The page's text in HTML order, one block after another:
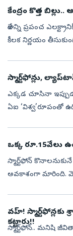
కేంద్రం కొత్త
దేశాన్ని ప్రపంచ
కీలక నిర్ణయం
స్మార్ట్‌ఫోన్లు,
ఎక్కడ చూసినా
ఏఐ ‘విశ్వ’రూపంతో
ఒక్క రూ.15వేలు
స్మార్ట్‌ఫోన్
అవకాశంగా మారింది.
వహ్‌! స్మార్ట్‌ఫోన్లకు
కట్టారు!!
స్మార్ట్‌ఫోన్‌.. మనిషి